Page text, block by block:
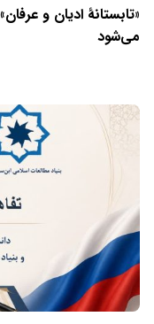
«تابستانهٔ ادیان و
می‌شود